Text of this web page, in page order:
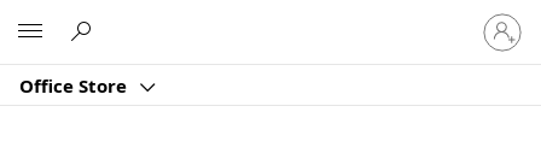
Office Store
savā
kontā